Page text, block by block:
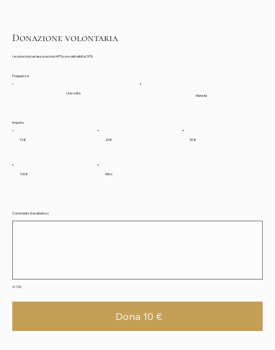
Donazione volontaria
Le donazioni ad associazioni APS sono detraibili al 30%.
Frequenza
Una volta
Mensile
Importo
10 € 20 € 50 €
100 € Altro
0/100
Commento (facoltativo)
Dona 10 €